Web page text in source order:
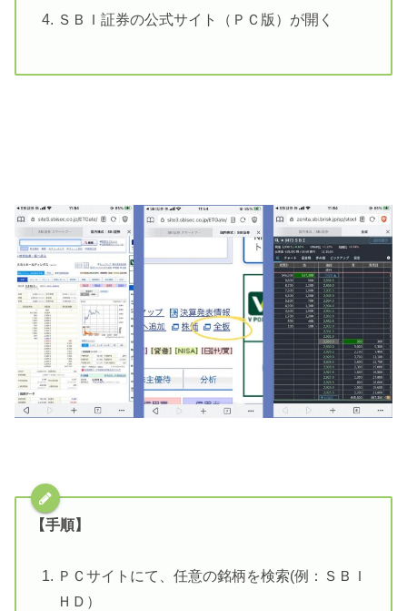
ＳＢＩ証券の公式サイト（ＰＣ版）が開く
【手順】
ＰＣサイトにて、任意の銘柄を検索(例：ＳＢＩ
ＨＤ）